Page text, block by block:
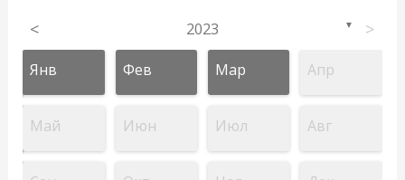
< 2023 ▼ >
Янв Фев Мар Апр
Май Июн Июл Авг